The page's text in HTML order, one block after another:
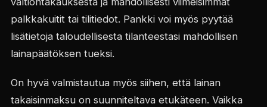
palkkakuitit tai tilitiedot. Pankki voi myös pyytää
lisätietoja taloudellisesta tilanteestasi mahdollisen
lainapäätöksen tueksi.
On hyvä valmistautua myös siihen, että lainan
takaisinmaksu on suunniteltava etukäteen. Vaikka